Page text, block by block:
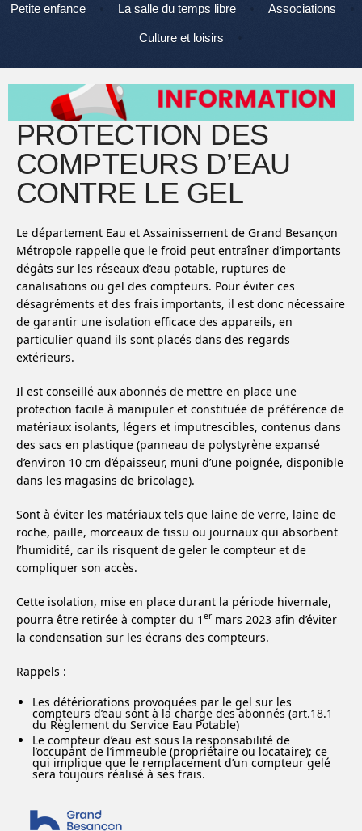
Petite enfance La salle du temps libre Associations
Culture et loisirs
PROTECTION DES
COMPTEURS D’EAU
CONTRE LE GEL
Le département Eau et Assainissement de Grand Besançon
Métropole rappelle que le froid peut entraîner d’importants
dégâts sur les réseaux d’eau potable, ruptures de
canalisations ou gel des compteurs. Pour éviter ces
désagréments et des frais importants, il est donc nécessaire
de garantir une isolation efficace des appareils, en
particulier quand ils sont placés dans des regards
extérieurs.
Il est conseillé aux abonnés de mettre en place une
protection facile à manipuler et constituée de préférence de
matériaux isolants, légers et imputrescibles, contenus dans
des sacs en plastique (panneau de polystyrène expansé
d’environ 10 cm d’épaisseur, muni d’une poignée, disponible
dans les magasins de bricolage).
Sont à éviter les matériaux tels que laine de verre, laine de
roche, paille, morceaux de tissu ou journaux qui absorbent
l’humidité, car ils risquent de geler le compteur et de
compliquer son accès.
Cette isolation, mise en place durant la période hivernale,
pourra être retirée à compter du 1 ermars 2023 afin d’éviter
la condensation sur les écrans des compteurs.
Rappels :
Les détériorations provoquées par le gel sur les
compteurs d’eau sont à la charge des abonnés (art.18.1
du Règlement du Service Eau Potable)
Le compteur d’eau est sous la responsabilité de
l’occupant de l’immeuble (propriétaire ou locataire); ce
qui implique que le remplacement d’un compteur gelé
sera toujours réalisé à ses frais.